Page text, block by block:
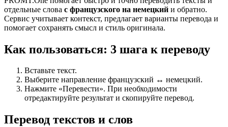
отдельные слова с французского на немецкий и обратно.
Сервис учитывает контекст, предлагает варианты перевода и
помогает сохранять смысл и стиль оригинала.
Как пользоваться: 3 шага к переводу
Вставьте текст.
Выберите направление французский ↔ немецкий.
Нажмите «Перевести». При необходимости
отредактируйте результат и скопируйте перевод.
Перевод текстов и слов